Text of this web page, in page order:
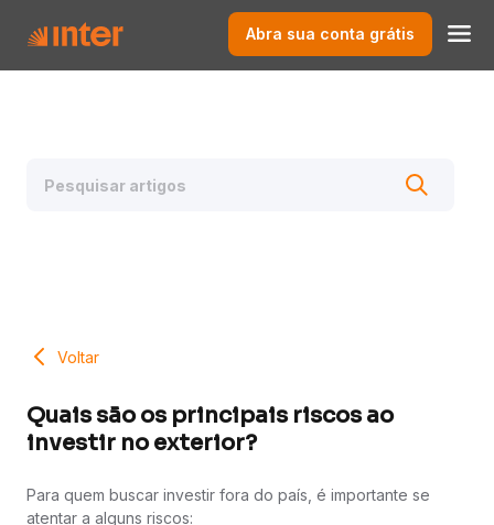
Abra sua conta grátis
Voltar
Quais são os principais riscos ao
investir no exterior?
Para quem buscar investir fora do país, é importante se
atentar a alguns riscos: